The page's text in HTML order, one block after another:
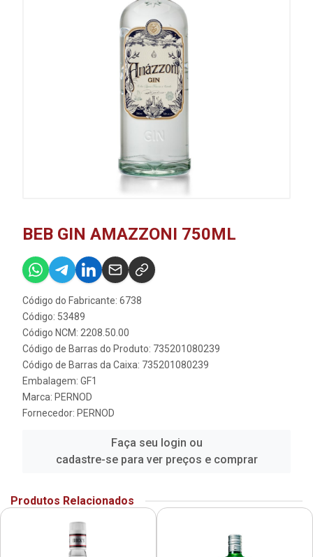
BEB GIN AMAZZONI 750ML
Código do Fabricante: 6738
Código: 53489
Código NCM: 2208.50.00
Código de Barras do Produto: 735201080239
Código de Barras da Caixa: 735201080239
Embalagem: GF1
Marca: PERNOD
Fornecedor: PERNOD
Faça seu login ou
cadastre-se para ver preços e comprar
Produtos Relacionados